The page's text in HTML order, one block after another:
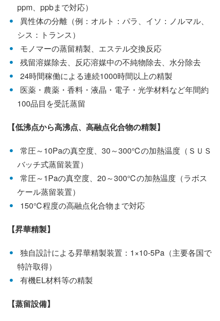
ppm、ppbまで対応）
異性体の分離（例：オルト：パラ、イソ：ノルマル、
シス：トランス）
モノマーの蒸留精製、エステル交換反応
残留溶媒除去、反応溶媒中の不純物除去、水分除去
24時間稼働による連続1000時間以上の精製
医薬・農薬・香料・液晶・電子・光学材料など年間約
100品目を受託蒸留
【低沸点から高沸点、高融点化合物の精製】
常圧～10Paの真空度、30～300℃の加熱温度（ＳＵＳ
バッチ式蒸留装置）
常圧～1Paの真空度、20～300℃の加熱温度（ラボス
ケール蒸留装置）
150℃程度の高融点化合物まで対応
【昇華精製】
独自設計による昇華精製装置：1×10-5Pa（主要各国で
特許取得）
有機EL材料等の精製
【蒸留設備】